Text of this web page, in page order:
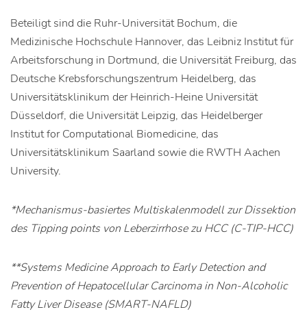
Beteiligt sind die Ruhr-Universität Bochum, die
Medizinische Hochschule Hannover, das Leibniz Institut für
Arbeitsforschung in Dortmund, die Universität Freiburg, das
Deutsche Krebsforschungszentrum Heidelberg, das
Universitätsklinikum der Heinrich-Heine Universität
Düsseldorf, die Universität Leipzig, das Heidelberger
Institut for Computational Biomedicine, das
Universitätsklinikum Saarland sowie die RWTH Aachen
University.
*Mechanismus-basiertes Multiskalenmodell zur Dissektion
des Tipping points von Leberzirrhose zu HCC (C-TIP-HCC)
**Systems Medicine Approach to Early Detection and
Prevention of Hepatocellular Carcinoma in Non-Alcoholic
Fatty Liver Disease (SMART-NAFLD)